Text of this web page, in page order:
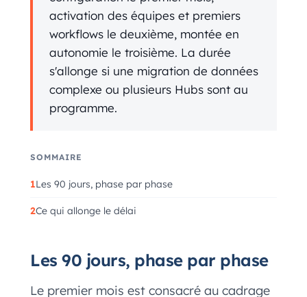
activation des équipes et premiers
workflows le deuxième, montée en
autonomie le troisième. La durée
s'allonge si une migration de données
complexe ou plusieurs Hubs sont au
programme.
SOMMAIRE
Les 90 jours, phase par phase
Ce qui allonge le délai
Les 90 jours, phase par phase
Le premier mois est consacré au cadrage